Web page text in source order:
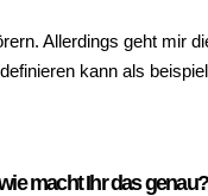
Allerdings geht mir
kann als
macht Ihr das genau?